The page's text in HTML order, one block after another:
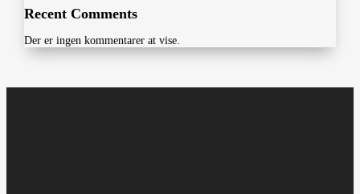
Recent Comments
Der er ingen kommentarer at vise.